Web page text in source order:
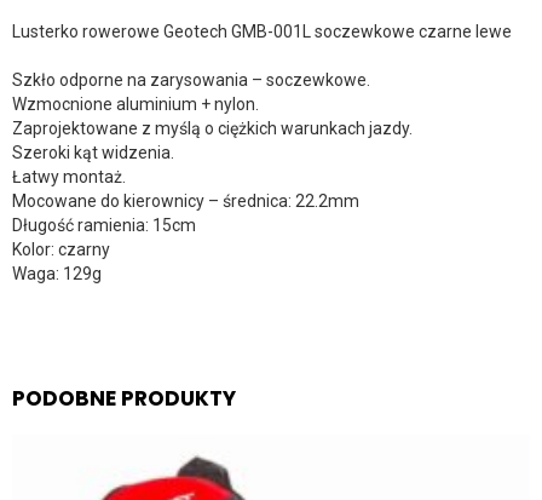
Lusterko rowerowe Geotech GMB-001L soczewkowe czarne lewe
Szkło odporne na zarysowania – soczewkowe.
Wzmocnione aluminium + nylon.
Zaprojektowane z myślą o ciężkich warunkach jazdy.
Szeroki kąt widzenia.
Łatwy montaż.
Mocowane do kierownicy – średnica: 22.2mm
Długość ramienia: 15cm
Kolor: czarny
Waga: 129g
PODOBNE PRODUKTY